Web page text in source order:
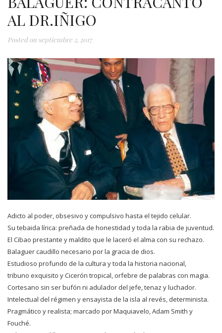
AL DR.IÑIGO
Posted on septiembre 2, 2017
Adicto al poder, obsesivo y compulsivo hasta el tejido celular.
Su tebaida lírica: preñada de honestidad y toda la rabia de juventud.
El Cibao prestante y maldito que le laceró el alma con su rechazo.
Balaguer caudillo necesario por la gracia de dios.
Estudioso profundo de la cultura y toda la historia nacional,
tribuno exquisito y Cicerón tropical, orfebre de palabras con magia.
Cortesano sin ser bufón ni adulador del jefe, tenaz y luchador.
Intelectual del régimen y ensayista de la isla al revés, determinista.
Pragmático y realista; marcado por Maquiavelo, Adam Smith y
Fouché.